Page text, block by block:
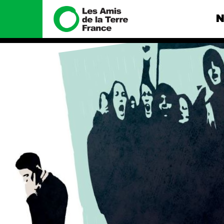
Nous connaître
Manifeste
Missions et méthodes
Équipes et
fonctionnement
Le réseau dans le monde
Nos alliés
Je soutiens les Amis de la
Nos
Total, rendez-
tribunal
Gaz « naturel
enfumage
Mode : une
destructrice
Gaz au
violence